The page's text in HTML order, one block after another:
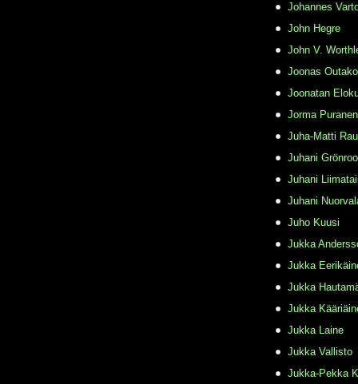
Johannes
John Hegre
John V.
Joonas
Joonatan
Jorma Puranen
Juha-Matti
Juhani
Juhani
Juhani
Juho Kuusi
Jukka
Jukka
Jukka
Jukka
Jukka Laine
Jukka Vallisto
Jukka-Pekka